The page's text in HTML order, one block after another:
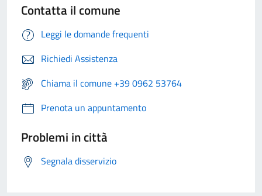
Contatta il comune
Leggi le domande frequenti
Richiedi Assistenza
Chiama il comune +39 0962 53764
Prenota un appuntamento
Problemi in città
Segnala disservizio